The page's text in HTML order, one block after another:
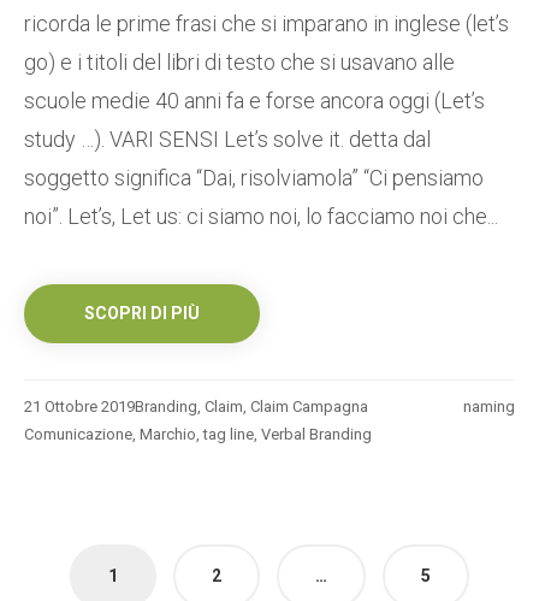
ricorda le prime frasi che si imparano in inglese (let’s
go) e i titoli del libri di testo che si usavano alle
scuole medie 40 anni fa e forse ancora oggi (Let’s
study …). VARI SENSI Let’s solve it. detta dal
soggetto significa “Dai, risolviamola” “Ci pensiamo
noi”. Let’s, Let us: ci siamo noi, lo facciamo noi che...
SCOPRI DI PIÙ
21 Ottobre 2019 naming
Branding, Claim, Claim Campagna
Comunicazione, Marchio,tag line, Verbal Branding
Paginazione
1 2 … 5